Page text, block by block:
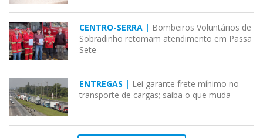
CENTRO-SERRA | Bombeiros Voluntários de
Sobradinho retomam atendimento em Passa
Sete
ENTREGAS | Lei garante frete mínimo no
transporte de cargas; saiba o que muda